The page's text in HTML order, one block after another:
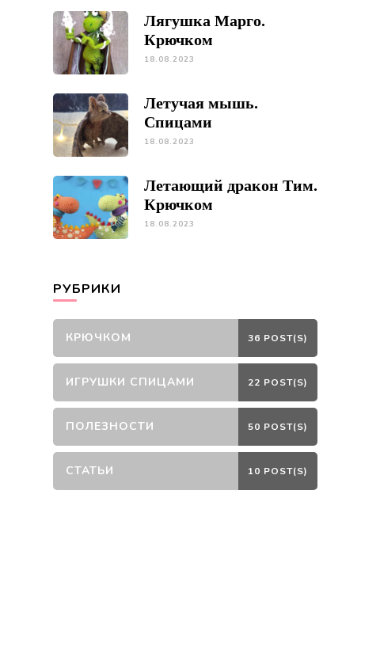
Лягушка Марго.
Крючком
18.08.2023
Летучая мышь.
Спицами
18.08.2023
Летающий дракон Тим.
Крючком
18.08.2023
РУБРИКИ
КРЮЧКОМ 36 POST(S)
ИГРУШКИ СПИЦАМИ 22 POST(S)
ПОЛЕЗНОСТИ 50 POST(S)
СТАТЬИ 10 POST(S)